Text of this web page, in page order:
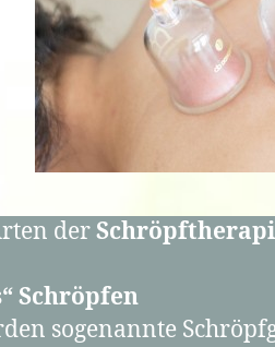
der
Schröpfen
sogenannte